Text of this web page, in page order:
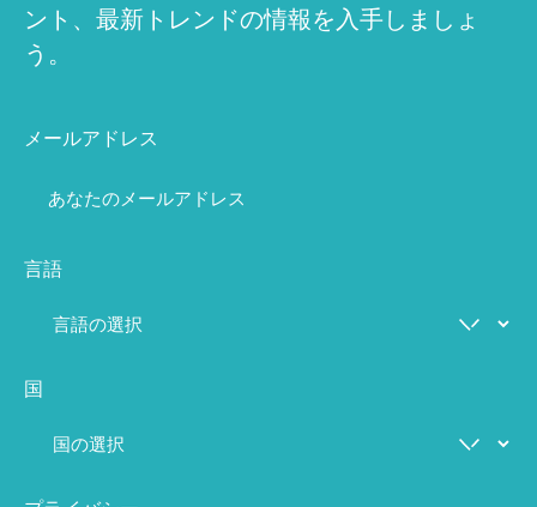
ント、最新トレンドの情報を入手しましょ
う。
メールアドレス
言語
国